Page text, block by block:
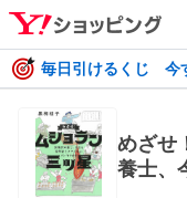
毎日引けるくじ 今
めざせ
養士、